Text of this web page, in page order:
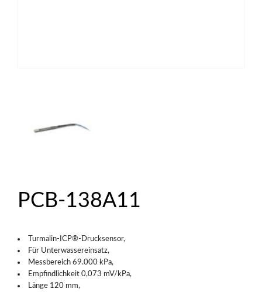
PCB-138A11
Turmalin-ICP®-Drucksensor,
Für Unterwassereinsatz,
Messbereich 69.000 kPa,
Empfindlichkeit 0,073 mV/kPa,
Länge 120 mm,